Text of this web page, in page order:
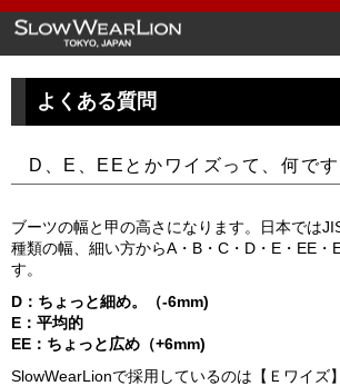
よくある質問
D、E、EEとかワイズって、何です
ブーツの幅と甲の高さになります。日本では
種類の幅、細い方からA・B・C・D・E・EE・
す。
D：ちょっと細め。（-6mm)
E：平均的
EE：ちょっと広め（+6mm)
SlowWearLionで採用しているのは【Ｅワイズ